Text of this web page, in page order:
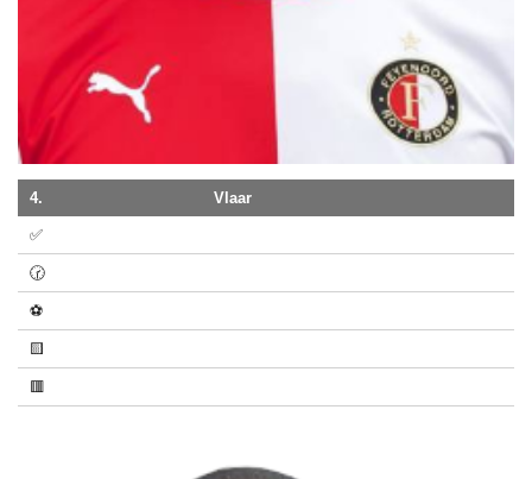
4. Vlaar
✅
🕝
⚽
🟨
🟥